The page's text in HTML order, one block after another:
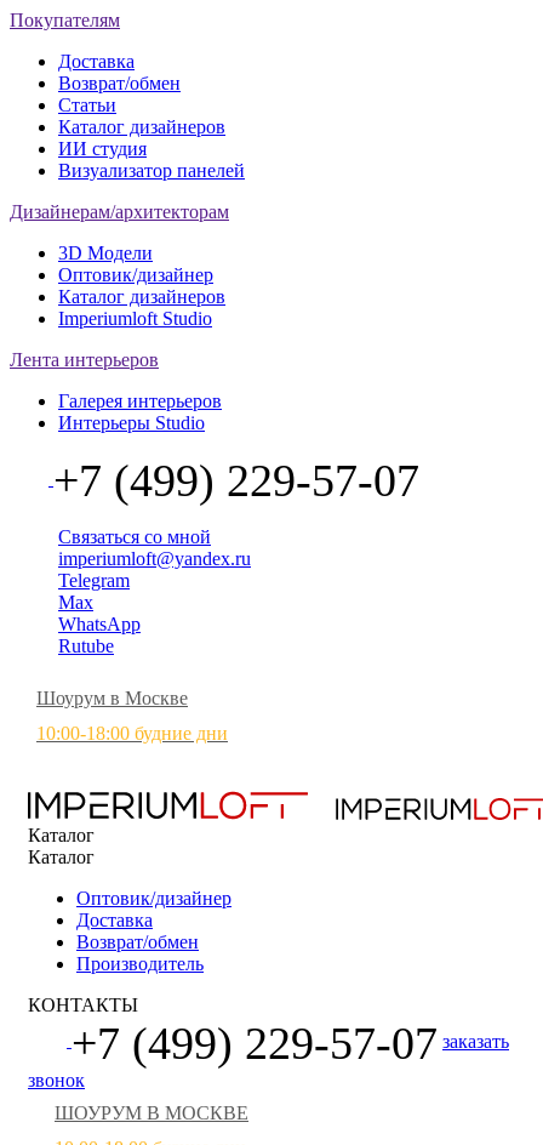
Покупателям
Доставка
Возврат/обмен
Статьи
Каталог дизайнеров
ИИ студия
Визуализатор панелей
Дизайнерам/архитекторам
3D Модели
Оптовик/дизайнер
Каталог дизайнеров
Imperiumloft Studio
Лента интерьеров
Галерея интерьеров
Интерьеры Studio
+7 (499) 229-57-07
Связаться со мной
imperiumloft@yandex.ru
Telegram
Max
WhatsApp
Rutube
Шоурум в Москве
10:00-18:00 будние дни
Каталог
Каталог
Оптовик/дизайнер
Доставка
Возврат/обмен
Производитель
КОНТАКТЫ
+7 (499) 229-57-07 заказать
звонок
ШОУРУМ В МОСКВЕ